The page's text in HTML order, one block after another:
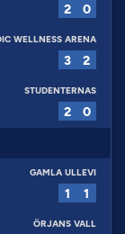
2 0
WELLNESS ARENA
3 2
STUDENTERNAS
2 0
GAMLA ULLEVI
1 1
ÖRJANS VALL